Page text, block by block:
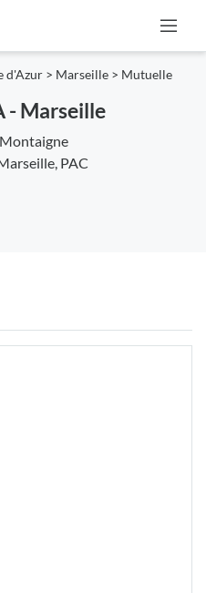
d'Azur > Marseille > Mutuelle
- Marseille
PAC